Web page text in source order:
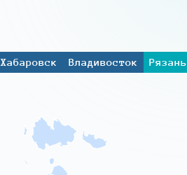
Хабаровск Владивосток
Рязань